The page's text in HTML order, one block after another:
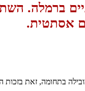
ברמלה.
אסתטית.
בתחומה, זאת